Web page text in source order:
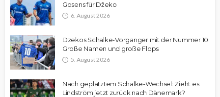
Gosens für Džeko
6. August 2026
Dzekos Schalke-Vorgänger mit der Nummer 10:
Große Namen und große Flops
5. August 2026
Nach geplatztem Schalke-Wechsel: Zieht es
Lindström jetzt zurück nach Dänemark?